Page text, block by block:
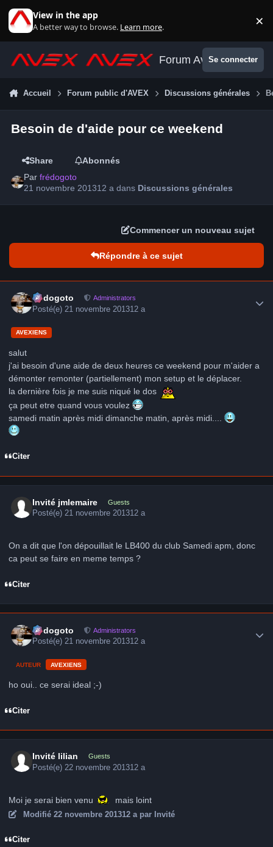
View in the app
A better way to browse. Learn more. ×
Forum AvexSe connecter
Accueil Forum public d'AVEX Discussions générales
Besoin de d'aide pour ce weekend
Share
Abonnés
Parfrédogoto
21 novembre 201312 a dans Discussions générales
Commencer un nouveau sujet
Répondre à ce sujet
frédogoto Administrators
Posté(e) 21 novembre 201312 a
AVEXIENS
salut
j'ai besoin d'une aide de deux heures ce weekend pour m'aider a
démonter remonter (partiellement) mon setup et le déplacer.
la dernière fois je me suis niqué le dos
ça peut etre quand vous voulez
samedi matin après midi dimanche matin, après midi....
Citer
Invité jmlemaire Guests
Posté(e)21 novembre 201312 a
On a dit que l'on dépouillait le LB400 du club Samedi apm, donc
ca peut se faire en meme temps ?
Citer
frédogoto Administrators
Posté(e)21 novembre 201312 a
AUTEUR AVEXIENS
ho oui.. ce serai ideal ;-)
Citer
Invité lilian Guests
Posté(e) 22 novembre 201312 a
Moi je serai bien venu mais loint
Modifié 22 novembre 201312 apar Invité
Citer